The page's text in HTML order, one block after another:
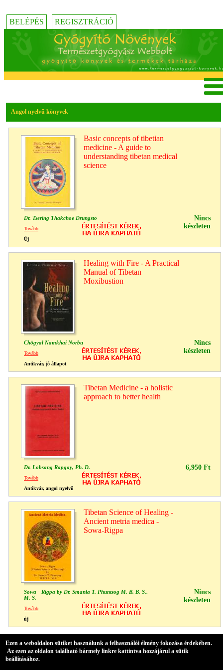
BELÉPÉS REGISZTRÁCIÓ
Angol nyelvű könyvek
Basic concepts of tibetian
medicine - A guide to
understanding tibetan medical
science
Dr. Tsering Thakchoe Drungsto
Nincs
készleten
Tovább
Új
Healing with Fire - A Practical
Manual of Tibetan
Moxibustion
Chögyal Namkhai Norbu
Nincs
készleten
Tovább
Antikvár, jó állapot
Tibetan Medicine - a holistic
approach to better health
Dr. Lobsang Rapgay, Ph. D. 6,950 Ft
Tovább
Antikvár, angol nyelvű
Tibetan Science of Healing -
Ancient metria medica -
Sowa-Rigpa
Sowa - Rigpa by Dr. Smanla T. Phuntsog M. B. B. S.,
M. S.
Nincs
készleten
Tovább
új
Webáruházunk oldalain található információk, illetve termékek nem
helyettesíthetik a megfelelő szakember/orvos véleményét, amennyiben
egészségügyi problémája van, kérjük minden esetben forduljon
Ezen a weboldalon sütiket használunk a felhasználói élmény fokozása érdekében.
Az ezen az oldalon található bármely linkre kattintva hozzájárul a sütik
beállításához.